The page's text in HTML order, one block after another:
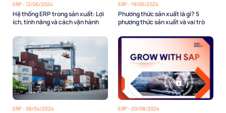
ERP - 12/06/2024
Hệ thống ERP trong sản xuất: Lợi
ích, tính năng và cách vận hành
ERP - 19/06/2024
Phương thức sản xuất là gì? 5
phương thức sản xuất và vai trò
ERP - 06/04/2024 ERP - 20/08/2024